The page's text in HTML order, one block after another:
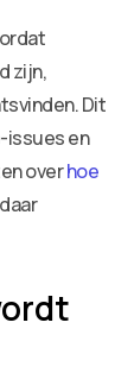
zijn,
Dit
issues en
overhoe